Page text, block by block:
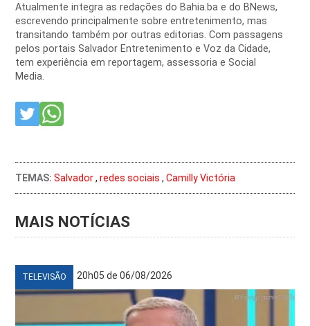
Atualmente integra as redações do Bahia.ba e do BNews,
escrevendo principalmente sobre entretenimento, mas
transitando também por outras editorias. Com passagens
pelos portais Salvador Entretenimento e Voz da Cidade,
tem experiência em reportagem, assessoria e Social
Media.
TEMAS: Salvador,redes sociais ,Camilly Victória
MAIS NOTÍCIAS
TELEVISÃO 20h05 de 06/08/2026